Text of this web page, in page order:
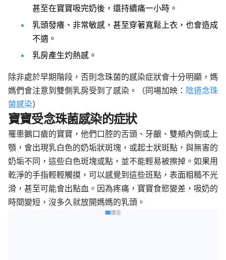
甚至在寶寶吸完奶後，還持續痛一小時。
乳頭發癢、非常敏感，甚至穿著寬鬆上衣，也會造成
不適。
乳房產生灼熱感。
除非處於早期階段，否則念珠菌的感染症狀會十分明顯，媽
媽們會注意到雙側乳房受到了感染。（同場加映： 陰道念珠
菌感染）
寶寶受念珠菌感染的症狀
罹患鵝口瘡的寶寶，他們口腔的舌頭 、 牙齦 、 雙頰內側或上
顎，會出現乳白色的奶垢狀斑塊，或起士狀斑點，與無害的
奶垢不同，這些白色斑塊或點，並不能輕易被擦掉。如果用
乾淨的手指輕輕觸摸，可以感覺到這些班點，表面粗糙不光
滑，甚至可能會出點血。因為疼痛，寶寶食慾變差，吸奶的
時間變短，沒多久就放開媽媽的乳頭。
廣告